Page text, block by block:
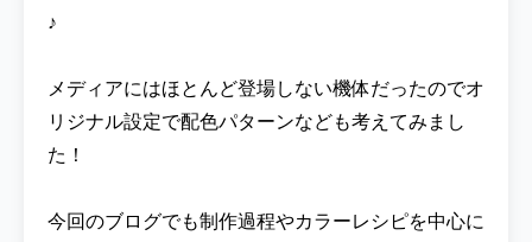
♪
メディアにはほとんど登場しない機体だったのでオ
リジナル設定で配色パターンなども考えてみまし
た！
今回のブログでも制作過程やカラーレシピを中心に